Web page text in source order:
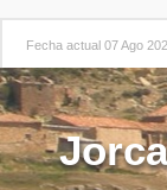
Fecha actual 07 Ago